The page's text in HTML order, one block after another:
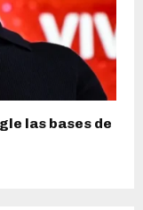
las bases de